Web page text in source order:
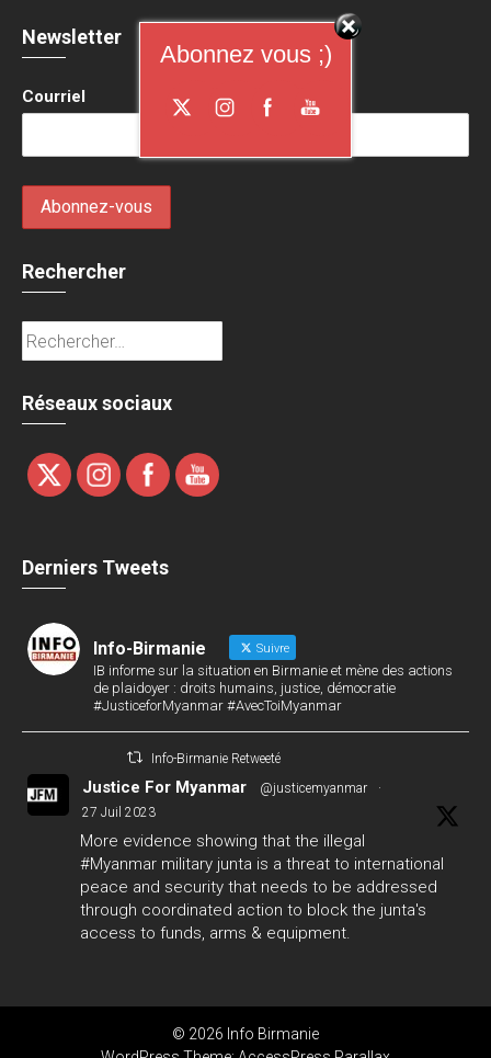
Newsletter
Courriel
Rechercher
Rechercher :
Réseaux sociaux
Derniers Tweets
Info-Birmanie Suivre
IB informe sur la situation en Birmanie et mène des actions
de plaidoyer : droits humains, justice, démocratie
#JusticeforMyanmar #AvecToiMyanmar
Info-Birmanie Retweeté
Justice For Myanmar @justicemyanmar
·
27 Juil 2023
More evidence showing that the illegal
#Myanmar military junta is a threat to international
peace and security that needs to be addressed
through coordinated action to block the junta's
access to funds, arms & equipment.
© 2026 Info Birmanie
Abonnez vous ;)